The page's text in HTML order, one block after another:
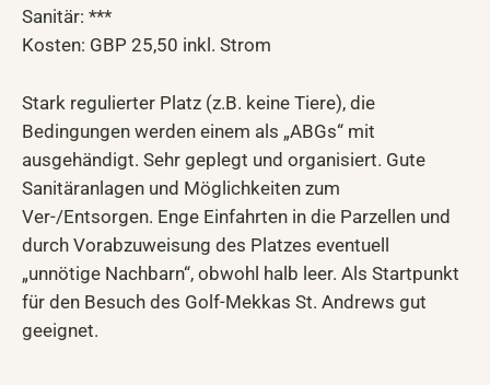
Sanitär: ***
Kosten: GBP 25,50 inkl. Strom
Stark regulierter Platz (z.B. keine Tiere), die
Bedingungen werden einem als „ABGs“ mit
ausgehändigt. Sehr geplegt und organisiert. Gute
Sanitäranlagen und Möglichkeiten zum
Ver-/Entsorgen. Enge Einfahrten in die Parzellen und
durch Vorabzuweisung des Platzes eventuell
„unnötige Nachbarn“, obwohl halb leer. Als Startpunkt
für den Besuch des Golf-Mekkas St. Andrews gut
geeignet.